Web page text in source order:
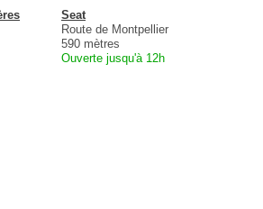
Seat
Route de Montpellier
590 mètres
Ouverte jusqu'à 12h